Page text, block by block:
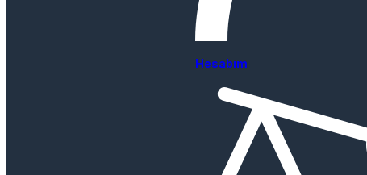
Hesabım